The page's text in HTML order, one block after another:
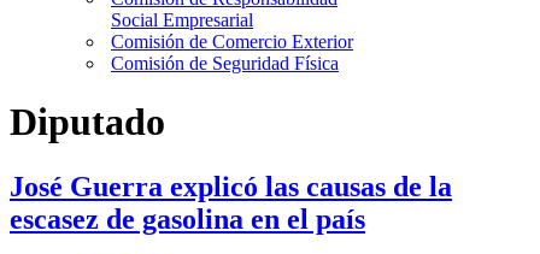
Social Empresarial
Comisión de Comercio Exterior
Comisión de Seguridad Física
Diputado
José Guerra explicó las causas de la
escasez de gasolina en el país